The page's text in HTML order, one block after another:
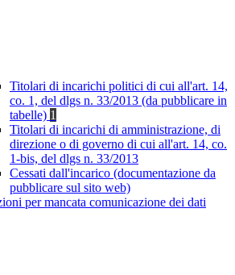
Titolari di incarichi politici di cui all'art. 14,
co. 1, del dlgs n. 33/2013 (da pubblicare in
tabelle) 1
Titolari di incarichi di amministrazione, di
direzione o di governo di cui all'art. 14, co.
1-bis, del dlgs n. 33/2013
Cessati dall'incarico (documentazione da
pubblicare sul sito web)
per mancata comunicazione dei dati